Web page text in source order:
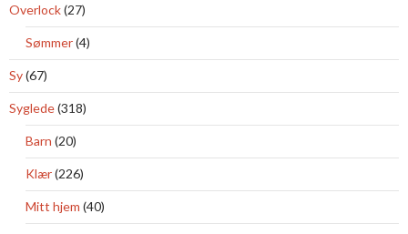
Overlock(27)
Sømmer(4)
Sy(67)
Syglede(318)
Barn (20)
Klær(226)
Mitt hjem (40)